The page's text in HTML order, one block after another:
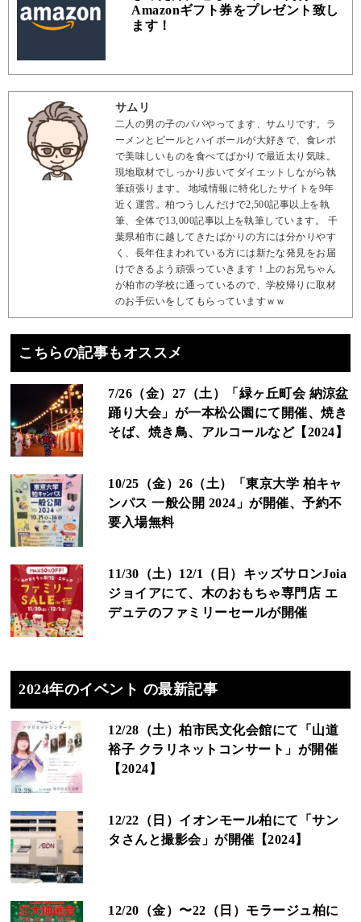
Amazonギフト券をプレゼント致し
ます！
サムリ
二人の男の子のパパやってます、サムリです。ラ
ーメンとビールとハイボールが大好きで、食レポ
で美味しいものを食べてばかりで最近太り気味。
現地取材でしっかり歩いてダイエットしながら執
筆頑張ります。 地域情報に特化したサイトを9年
近く運営。柏つうしんだけで2,500記事以上を執
筆、全体で13,000記事以上を執筆しています。 千
葉県柏市に越してきたばかりの方には分かりやす
く、長年住まわれている方には新たな発見をお届
けできるよう頑張っていきます！上のお兄ちゃん
が柏市の学校に通っているので、学校帰りに取材
のお手伝いをしてもらっていますｗｗ
こちらの記事もオススメ
7/26（金）27（土）「緑ヶ丘町会 納涼盆
踊り大会」が一本松公園にて開催、焼き
そば、焼き鳥、アルコールなど【2024】
10/25（金）26（土）「東京大学 柏キャ
ンパス 一般公開 2024」が開催、予約不
要入場無料
11/30（土）12/1（日）キッズサロンJoia
ジョイアにて、木のおもちゃ専門店 エ
デュテのファミリーセールが開催
2024年のイベント の最新記事
12/28（土）柏市民文化会館にて「山道
裕子 クラリネットコンサート」が開催
【2024】
12/22（日）イオンモール柏にて「サン
タさんと撮影会」が開催【2024】
12/20（金）〜22（日）モラージュ柏に